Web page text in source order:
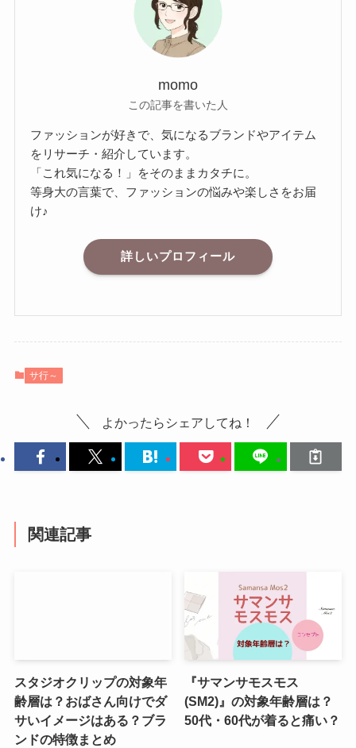
momo
この記事を書いた人
ファッションが好きで、気になるブランドやアイテム
をリサーチ・紹介しています。
「これ気になる！」をそのままカタチに。
等身大の言葉で、ファッションの悩みや楽しさをお届
け♪
詳しいプロフィール
サ行～
よかったらシェアしてね！
関連記事
スタジオクリップの対象年
齢層は？おばさん向けでダ
サいイメージはある？ブラ
ンドの特徴まとめ
『サマンサモスモス
(SM2)』の対象年齢層は？
50代・60代が着ると痛い？